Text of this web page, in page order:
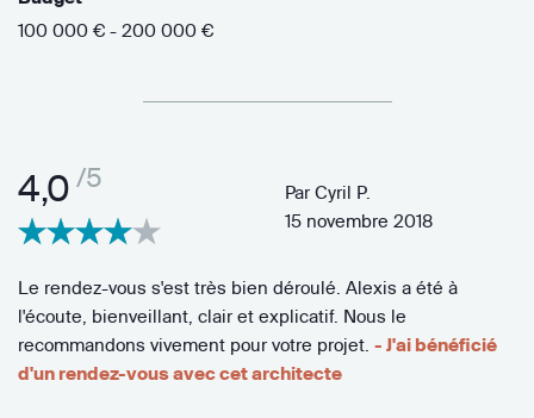
100 000 € - 200 000 €
4,0 /5 Par Cyril P.
15 novembre 2018
Le rendez-vous s'est très bien déroulé. Alexis a été à
l'écoute, bienveillant, clair et explicatif. Nous le
recommandons vivement pour votre projet. - J'ai bénéficié
d'un rendez-vous avec cet architecte